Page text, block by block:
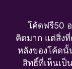
โค้ดฟรี50
คิดมาก แต่สิ่งที่
หลังของโค้ดนั้
สิทธิ์ที่เห็นเป็